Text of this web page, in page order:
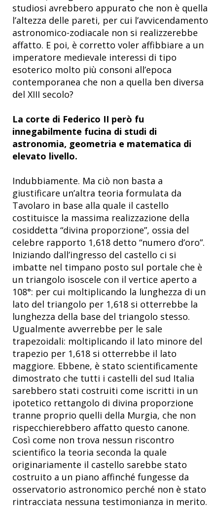
studiosi avrebbero appurato che non è quella
l’altezza delle pareti, per cui l’avvicendamento
astronomico-zodiacale non si realizzerebbe
affatto. E poi, è corretto voler affibbiare a un
imperatore medievale interessi di tipo
esoterico molto più consoni all’epoca
contemporanea che non a quella ben diversa
del XIII secolo?
La corte di Federico II però fu
innegabilmente fucina di studi di
astronomia, geometria e matematica di
elevato livello.
Indubbiamente. Ma ciò non basta a
giustificare un’altra teoria formulata da
Tavolaro in base alla quale il castello
costituisce la massima realizzazione della
cosiddetta “divina proporzione”, ossia del
celebre rapporto 1,618 detto “numero d’oro”.
Iniziando dall’ingresso del castello ci si
imbatte nel timpano posto sul portale che è
un triangolo isoscele con il vertice aperto a
108°: per cui moltiplicando la lunghezza di un
lato del triangolo per 1,618 si otterrebbe la
lunghezza della base del triangolo stesso.
Ugualmente avverrebbe per le sale
trapezoidali: moltiplicando il lato minore del
trapezio per 1,618 si otterrebbe il lato
maggiore. Ebbene, è stato scientificamente
dimostrato che tutti i castelli del sud Italia
sarebbero stati costruiti come iscritti in un
ipotetico rettangolo di divina proporzione
tranne proprio quelli della Murgia, che non
rispecchierebbero affatto questo canone.
Così come non trova nessun riscontro
scientifico la teoria seconda la quale
originariamente il castello sarebbe stato
costruito a un piano affinché fungesse da
osservatorio astronomico perché non è stato
rintracciata nessuna testimonianza in merito.